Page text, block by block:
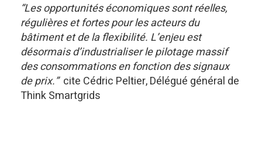
“Les opportunités économiques sont réelles,
régulières et fortes pour les acteurs du
bâtiment et de la flexibilité. L’enjeu est
désormais d’industrialiser le pilotage massif
des consommations en fonction des signaux
de prix.” cite Cédric Peltier, Délégué général de
Think Smartgrids